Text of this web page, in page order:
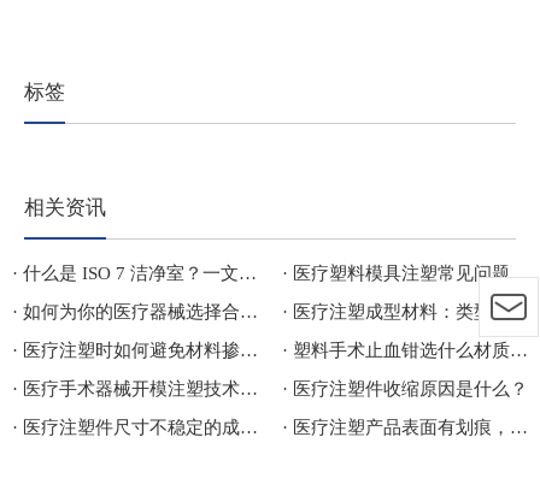
标签
相关资讯
· 什么是 ISO 7 洁净室？一文看懂标准、行业应用与分类
· 医疗塑料模具注塑常见问题
· 如何为你的医疗器械选择合规且无菌的医疗包材？
· 医疗注塑成型材料：类型、差异、行业应用及价格成本对比
· 医疗注塑时如何避免材料掺假造成损失
· 塑料手术止血钳选什么材质比较好
· 医疗手术器械开模注塑技术探讨
· 医疗注塑件收缩原因是什么？
· 医疗注塑件尺寸不稳定的成因及解决方案
· 医疗注塑产品表面有划痕，是模具问题还是脱模方式问题？